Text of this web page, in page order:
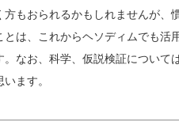
もおられるかもしれませんが、
は、これからヘソディムでも活
なお、科学、仮説検証について
ます。